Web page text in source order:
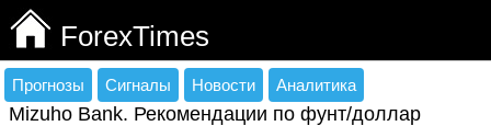
ForexTimes
Прогнозы Сигналы Новости Аналитика
Mizuho Bank. Рекомендации по фунт/доллар